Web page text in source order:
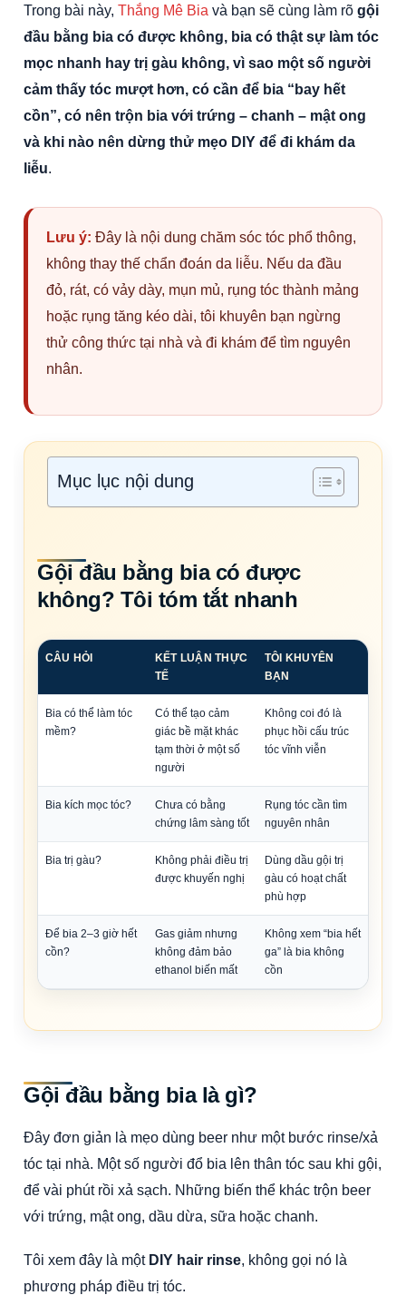
Trong bài này, Thắng Mê Bia và bạn sẽ cùng làm rõ gội
đầu bằng bia có được không, bia có thật sự làm tóc
mọc nhanh hay trị gàu không, vì sao một số người
cảm thấy tóc mượt hơn, có cần để bia “bay hết
cồn”, có nên trộn bia với trứng – chanh – mật ong
và khi nào nên dừng thử mẹo DIY để đi khám da
liễu
Lưu ý: Đây là nội dung chăm sóc tóc phổ thông,
không thay thế chẩn đoán da liễu. Nếu da đầu
đỏ, rát, có vảy dày, mụn mủ, rụng tóc thành mảng
hoặc rụng tăng kéo dài, tôi khuyên bạn ngừng
thử công thức tại nhà và đi khám để tìm nguyên
nhân.
Mục lục nội dung
Gội đầu bằng bia có được
không? Tôi tóm tắt nhanh
CÂU HỎI
KẾT LUẬN THỰC
TẾ
TÔI KHUYÊN
BẠN
Bia có thể làm tóc
mềm?
Có thể tạo cảm
giác bề mặt khác
tạm thời ở một số
người
Không coi đó là
phục hồi cấu trúc
tóc vĩnh viễn
Bia kích mọc tóc?
Chưa có bằng
chứng lâm sàng tốt
Rụng tóc cần tìm
nguyên nhân
Bia trị gàu?
Không phải điều trị
được khuyến nghị
Dùng dầu gội trị
gàu có hoạt chất
phù hợp
Để bia 2–3 giờ hết
cồn?
Gas giảm nhưng
không đảm bảo
ethanol biến mất
Không xem “bia hết
ga” là bia không
cồn
Gội đầu bằng bia là gì?
Đây đơn giản là mẹo dùng beer như một bước rinse/xả
tóc tại nhà. Một số người đổ bia lên thân tóc sau khi gội,
để vài phút rồi xả sạch. Những biến thể khác trộn beer
với trứng, mật ong, dầu dừa, sữa hoặc chanh.
Tôi xem đây là một DIY hair rinse, không gọi nó là
phương pháp điều trị tóc.